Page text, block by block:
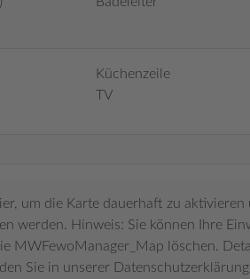
Küchenzeile
TV
um die Karte dauerhaft zu aktivieren
werden. Hinweis: Sie können Ihre
MWFewoManager_Map löschen.
Sie in unserer Datenschutzerklärung.